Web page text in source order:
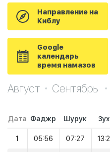
Направление на
Киблу
Google
календарь
время намазов
Август Сентябрь
Дата Фаджр Шурук
1 05:56 07:27